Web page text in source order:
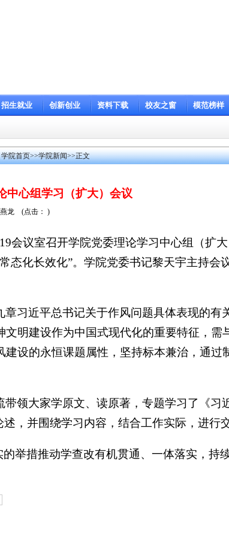
招生就业 创新创业 资料下载 校友之窗 模范榜样
学院首页>>学院新闻>>正文
中心组学习（扩大）会议
龙 (点击： )
会议室召开学院党委理论学习中心组（扩
态化长效化”。学院党委书记黎天宇主持会
习近平总书记关于作风问题具体表现的有
明建设作为中国式现代化的重要特征，需
设的永恒课题属性，坚持标本兼治，通过
领大家学原文、读原著，专题学习了《习
，并围绕学习内容，结合工作实际，进行
举措推动学查改有机贯通、一体落实，持